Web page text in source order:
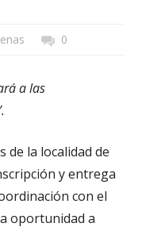
0
a las
de la localidad de
y entrega
con el
oportunidad a